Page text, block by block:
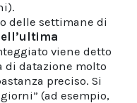
delle settimane di
viene detto
di datazione molto
preciso. Si
(ad esempio,